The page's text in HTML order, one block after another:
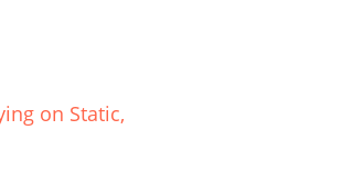
on Static,